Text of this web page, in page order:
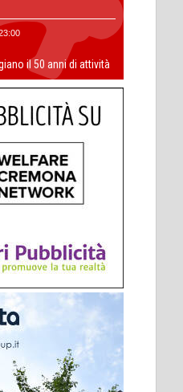
il 50 anni di attività